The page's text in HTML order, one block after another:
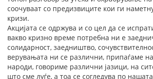
соочуваат со предизвиците кои ги
кризи.
Акцијата се одржува и со цел да се
вакво кризно време потребна ни е
солидарност, заедништво,
верувањата ни се различни, припаѓаме
народи, говориме различни јазици, на
што сме луѓе, а тоа се согледува по